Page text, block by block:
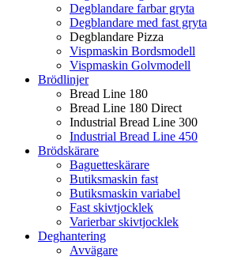
Degblandare farbar gryta
Degblandare med fast gryta
Degblandare Pizza
Vispmaskin Bordsmodell
Vispmaskin Golvmodell
Brödlinjer
Bread Line 180
Bread Line 180 Direct
Industrial Bread Line 300
Industrial Bread Line 450
Brödskärare
Baguetteskärare
Butiksmaskin fast
Butiksmaskin variabel
Fast skivtjocklek
Varierbar skivtjocklek
Deghantering
Avvägare